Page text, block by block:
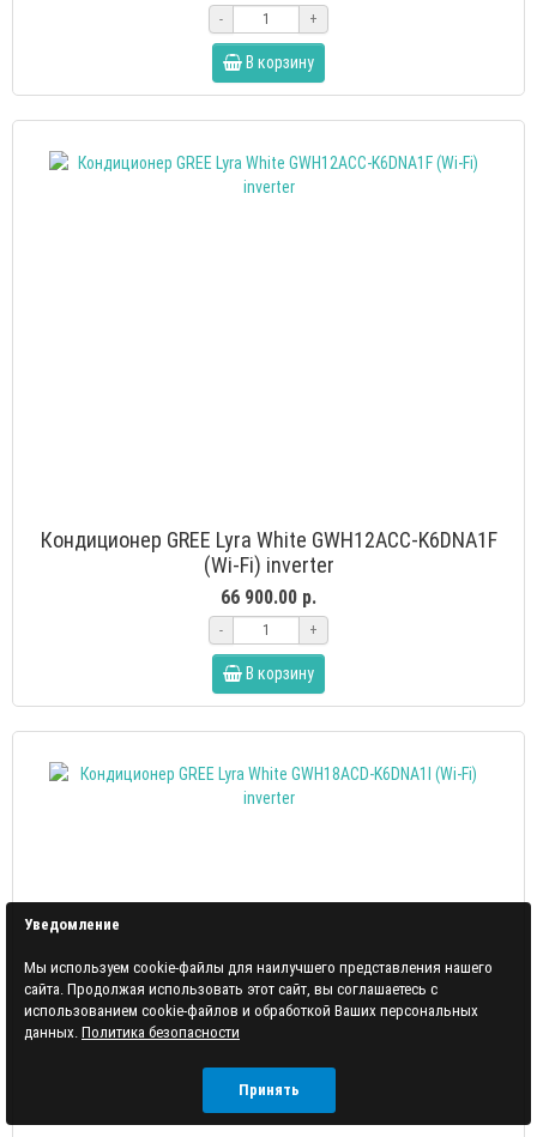
- +
В корзину
Кондиционер GREE Lyra White GWH12ACC-K6DNA1F
(Wi-Fi) inverter
66 900.00 р.
- +
В корзину
Уведомление
Мы используем cookie-файлы для наилучшего представления нашего
сайта. Продолжая использовать этот сайт, вы соглашаетесь с
использованием cookie-файлов и обработкой Ваших персональных
данных. Политика безопасности
Принять